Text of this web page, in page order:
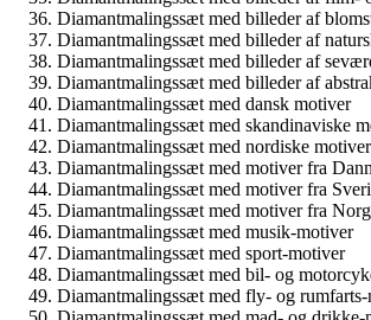
Diamantmalingssæt med billeder af
Diamantmalingssæt med billeder af
Diamantmalingssæt med billeder af
Diamantmalingssæt med billeder af
Diamantmalingssæt med dansk motiver
Diamantmalingssæt med skandinaviske
Diamantmalingssæt med nordiske motiver
Diamantmalingssæt med motiver fra
Diamantmalingssæt med motiver fra
Diamantmalingssæt med motiver fra
Diamantmalingssæt med musik-motiver
Diamantmalingssæt med sport-motiver
Diamantmalingssæt med bil- og
Diamantmalingssæt med fly- og